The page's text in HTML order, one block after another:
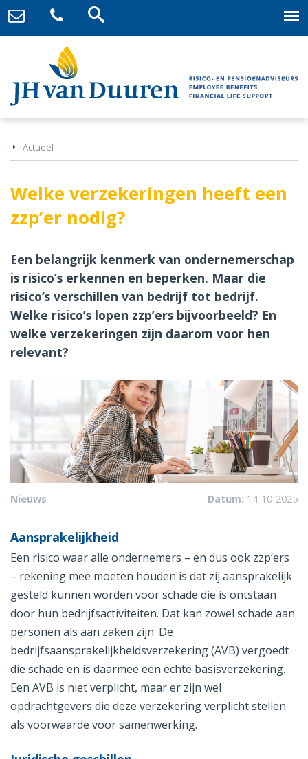
Actueel
Welke verzekeringen heeft een
zzp’er nodig?
Een belangrijk kenmerk van ondernemerschap
is risico’s erkennen en beperken. Maar die
risico’s verschillen van bedrijf tot bedrijf.
Welke risico’s lopen zzp’ers bijvoorbeeld? En
welke verzekeringen zijn daarom voor hen
relevant?
Nieuws Datum: 14-10-2025
Aansprakelijkheid
Een risico waar alle ondernemers – en dus ook zzp’ers
– rekening mee moeten houden is dat zij aansprakelijk
gesteld kunnen worden voor schade die is ontstaan
door hun bedrijfsactiviteiten. Dat kan zowel schade aan
personen als aan zaken zijn. De
bedrijfsaansprakelijkheidsverzekering (AVB) vergoedt
die schade en is daarmee een echte basisverzekering.
Een AVB is niet verplicht, maar er zijn wel
opdrachtgevers die deze verzekering verplicht stellen
als voorwaarde voor samenwerking.